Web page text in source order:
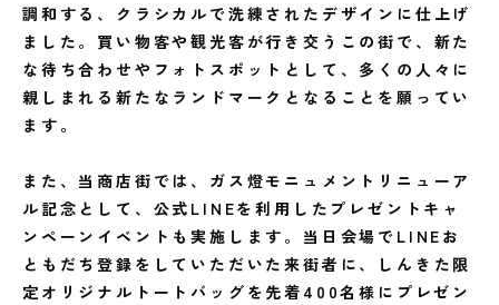
調和する、クラシカルで洗練されたデザインに仕上げ
ました。買い物客や観光客が行き交うこの街で、新た
な待ち合わせやフォトスポットとして、多くの人々に
親しまれる新たなランドマークとなることを願ってい
ます。
また、当商店街では、ガス燈モニュメントリニューア
ル記念として、公式LINEを利用したプレゼントキャ
ンペーンイベントも実施します。当日会場でLINEお
ともだち登録をしていただいた来街者に、しんきた限
定オリジナルトートバッグを先着400名様にプレゼン